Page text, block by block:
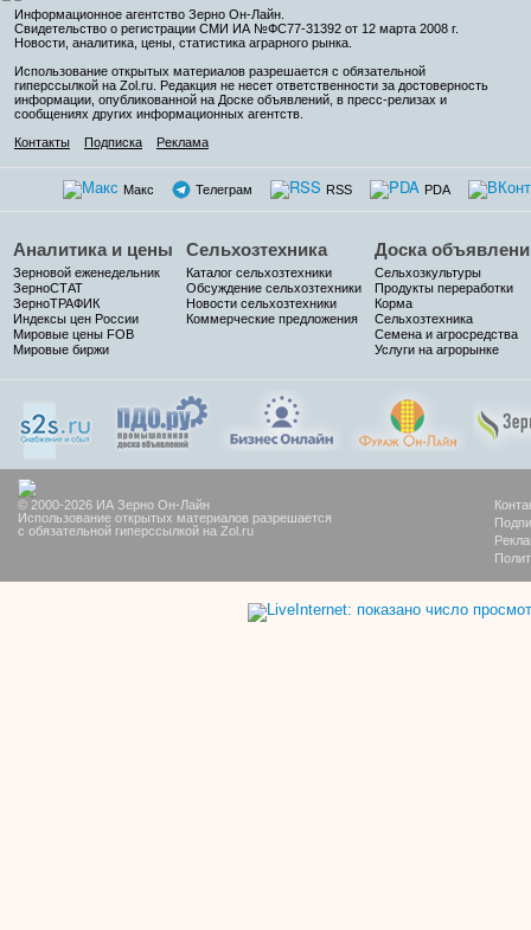
Информационное агентство Зерно Он-Лайн
Свидетельство о регистрации СМИ ИА №ФС77-31392 от 12 марта 2008 г.
Новости, аналитика, цены, статистика аграрного рынка.
Использование открытых материалов разрешается с обязательной
гиперссылкой на Zol.ru. Редакция не несет ответственности за достоверность
информации, опубликованной на Доске объявлений, в пресс-релизах и
сообщениях других информационных агентств.
Контакты
Подписка Реклама
Макс Телеграм RSS PDA
Аналитика и цены
Зерновой еженедельник
ЗерноСТАТ
ЗерноТРАФИК
Индексы цен России
Мировые цены FOB
Мировые биржи
Сельхозтехника
Каталог сельхозтехники
Обсуждение сельхозтехники
Новости сельхозтехники
Коммерческие предложения
Доска
Сельхозкультуры
Продукты переработки
Корма
Сельхозтехника
Семена и агросредства
Услуги на агрорынке
© 2000-2026 ИА Зерно Он-Лайн
Использование открытых материалов разрешается
с обязательной гиперссылкой на Zol.ru